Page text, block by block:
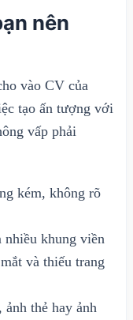
nên
vào CV của
tạo ấn tượng với
vấp phải
kém, không rõ
nhiều khung viền
và thiếu trang
thẻ hay ảnh